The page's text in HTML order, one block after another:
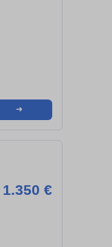
➜
1.350 €